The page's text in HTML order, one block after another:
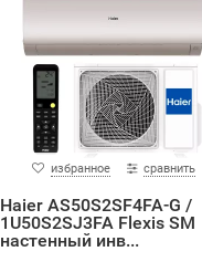
избранное сравнить
Haier AS50S2SF4FA-G /
1U50S2SJ3FA Flexis SM
настенный инв...